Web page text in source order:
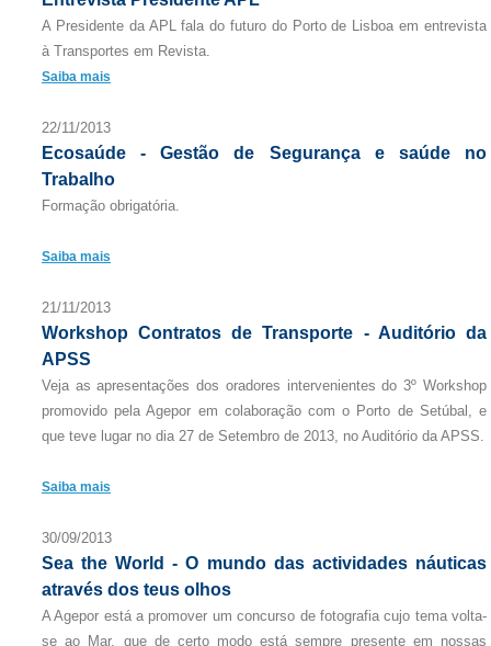
A Presidente da APL fala do futuro do Porto de Lisboa em entrevista
à Transportes em Revista.
Saiba mais
22/11/2013
Ecosaúde - Gestão de Segurança e saúde no
Trabalho
Formação obrigatória.
Saiba mais
21/11/2013
Workshop Contratos de Transporte - Auditório da
APSS
Veja as apresentações dos oradores intervenientes do 3º Workshop
promovido pela Agepor em colaboração com o Porto de Setúbal, e
que teve lugar no dia 27 de Setembro de 2013, no Auditório da APSS.
Saiba mais
30/09/2013
Sea the World - O mundo das actividades náuticas
através dos teus olhos
A Agepor está a promover um concurso de fotografia cujo tema volta-
se ao Mar, que de certo modo está sempre presente em nossas